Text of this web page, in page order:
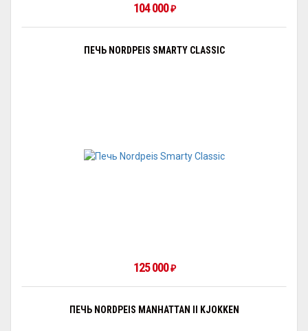
104 000₽
ПЕЧЬ NORDPEIS SMARTY CLASSIC
125 000₽
ПЕЧЬ NORDPEIS MANHATTAN II KJOKKEN